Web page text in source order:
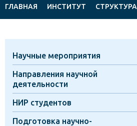
ГЛАВНАЯ ИНСТИТУТ СТРУКТУРА
Научные мероприятия
Направления научной
деятельности
НИР студентов
Подготовка научно-